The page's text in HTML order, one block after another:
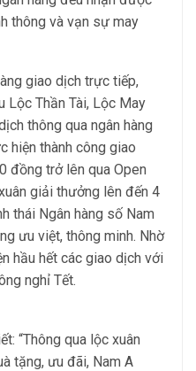
thông và vạn sự may
giao dịch trực tiếp,
Lộc Thần Tài, Lộc May
thông qua ngân hàng
hiện thành công giao
đồng trở lên qua Open
giải thưởng lên đến 4
thái Ngân hàng số Nam
ưu việt, thông minh. Nhờ
hầu hết các giao dịch với
nghỉ Tết.
“Thông qua lộc xuân
tặng, ưu đãi, Nam A